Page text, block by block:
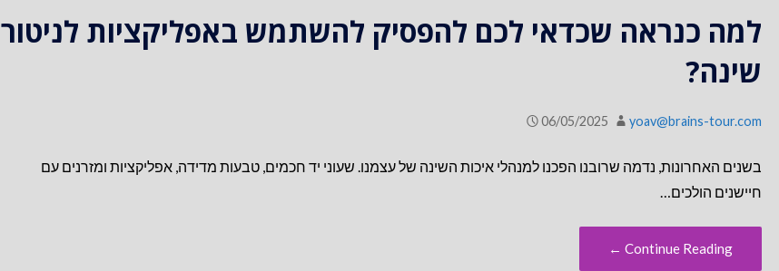
למה כנראה שכדאי לכם להפסיק להשתמש באפליקציות לניטור
שינה?
06/05/2025 yoav@brains-tour.com
בשנים האחרונות, נדמה שרובנו הפכנו למנהלי איכות השינה של עצמנו. שעוני יד חכמים, טבעות מדידה, אפליקציות ומזרנים עם
חיישנים הולכים…
Continue Reading ←